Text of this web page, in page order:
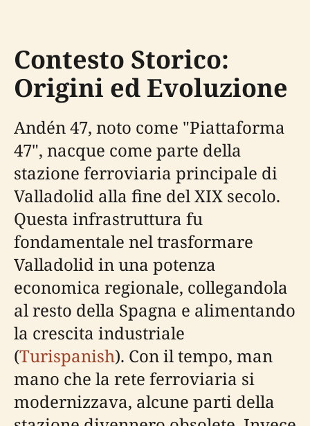
Contesto Storico:
Origini ed Evoluzione
Andén 47, noto come "Piattaforma
47", nacque come parte della
stazione ferroviaria principale di
Valladolid alla fine del XIX secolo.
Questa infrastruttura fu
fondamentale nel trasformare
Valladolid in una potenza
economica regionale, collegandola
al resto della Spagna e alimentando
la crescita industriale
(Turispanish). Con il tempo, man
mano che la rete ferroviaria si
modernizzava, alcune parti della